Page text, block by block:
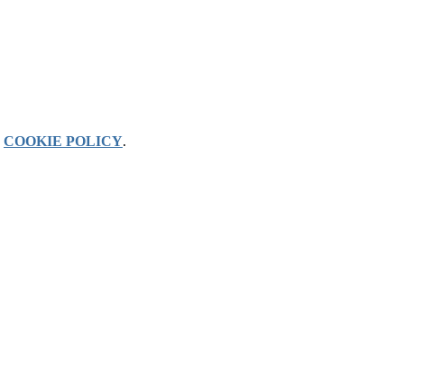
COOKIE POLICY.